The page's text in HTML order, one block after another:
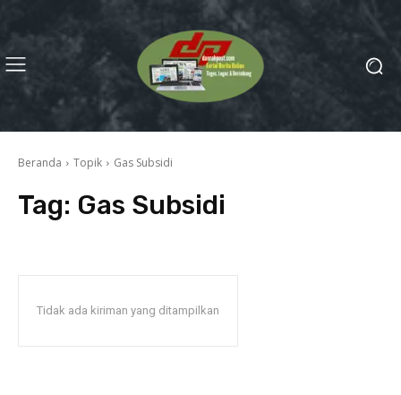
Beranda Topik Gas Subsidi
Tag: Gas Subsidi
Tidak ada kiriman yang ditampilkan